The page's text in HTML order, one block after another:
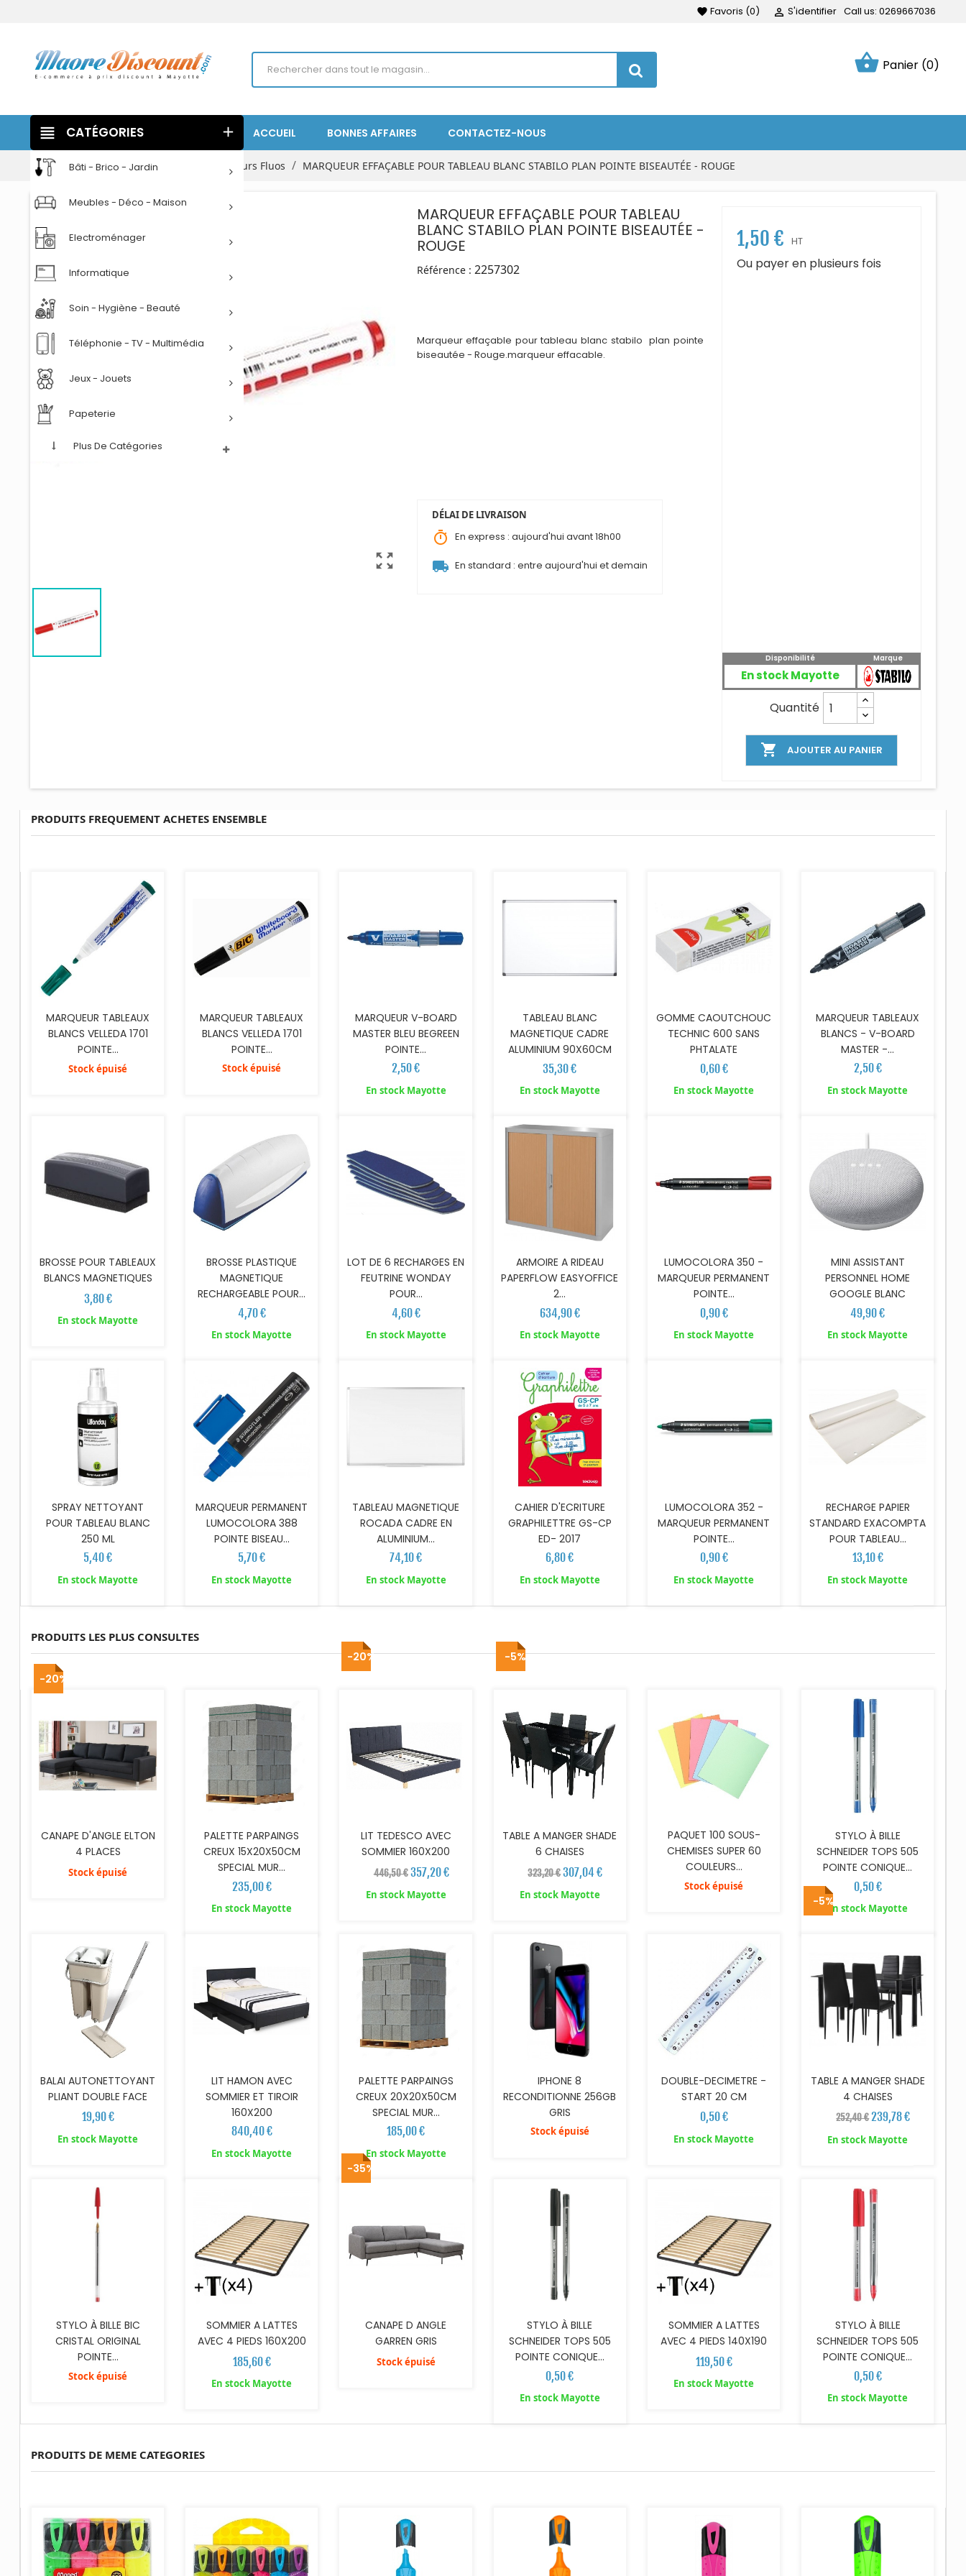
favorite Favoris (0)  S'identifier Call us: 0269667036
shopping_basket Panier (0)
ACCUEIL BONNES AFFAIRES CONTACTEZ-NOUS
view_headline CATÉGORIES add
Bâti - Brico - Jardin
Meubles - Déco - Maison
Electroménager
Informatique
Soin - Hygiène - Beauté
Téléphonie - TV - Multimédia
Jeux - Jouets
Papeterie
Plus De Catégories
Accueil Papeterie Ecriture Surligneurs Fluos MARQUEUR EFFAÇABLE POUR TABLEAU BLANC STABILO PLAN POINTE BISEAUTÉE - ROUGE
zoom_out_map
MARQUEUR EFFAÇABLE POUR TABLEAU
BLANC STABILO PLAN POINTE BISEAUTÉE -
ROUGE
Référence : 2257302
Marqueur effaçable pour tableau blanc stabilo plan pointe
biseautée - Rouge.marqueur effacable.
DÉLAI DE LIVRAISON
timer En express : aujourd'hui avant 18h00
local_shipping En standard : entre aujourd'hui et demain
1,50 € HT
Ou payer en plusieurs fois
Disponibilité
En stock Mayotte
Marque
Quantité
 AJOUTER AU PANIER
PRODUITS FREQUEMENT ACHETES ENSEMBLE
MARQUEUR TABLEAUX
BLANCS VELLEDA 1701
POINTE...
Stock épuisé
MARQUEUR TABLEAUX
BLANCS VELLEDA 1701
POINTE...
Stock épuisé
MARQUEUR V-BOARD
MASTER BLEU BEGREEN
POINTE...
2,50 €
En stock Mayotte
TABLEAU BLANC
MAGNETIQUE CADRE
ALUMINIUM 90X60CM
35,30 €
En stock Mayotte
GOMME CAOUTCHOUC
TECHNIC 600 SANS
PHTALATE
0,60 €
En stock Mayotte
MARQUEUR TABLEAUX
BLANCS - V-BOARD
MASTER -...
2,50 €
En stock Mayotte
BROSSE POUR TABLEAUX
BLANCS MAGNETIQUES
3,80 €
En stock Mayotte
BROSSE PLASTIQUE
MAGNETIQUE
RECHARGEABLE POUR...
4,70 €
En stock Mayotte
AJOUTER AU PANIER
LOT DE 6 RECHARGES EN
FEUTRINE WONDAY
POUR...
4,60 €
En stock Mayotte
AJOUTER AU PANIER
ARMOIRE A RIDEAU
PAPERFLOW EASYOFFICE
2...
634,90 €
En stock Mayotte
AJOUTER AU PANIER
LUMOCOLORA 350 -
MARQUEUR PERMANENT
POINTE...
0,90 €
En stock Mayotte
AJOUTER AU PANIER
MINI ASSISTANT
PERSONNEL HOME
GOOGLE BLANC
49,90 €
En stock Mayotte
AJOUTER AU PANIER
SPRAY NETTOYANT
POUR TABLEAU BLANC
250 ML
5,40 €
En stock Mayotte
AJOUTER AU PANIER
MARQUEUR PERMANENT
LUMOCOLORA 388
POINTE BISEAU...
5,70 €
En stock Mayotte
AJOUTER AU PANIER
TABLEAU MAGNETIQUE
ROCADA CADRE EN
ALUMINIUM...
74,10 €
En stock Mayotte
AJOUTER AU PANIER
CAHIER D'ECRITURE
GRAPHILETTRE GS-CP
ED- 2017
6,80 €
En stock Mayotte
AJOUTER AU PANIER
LUMOCOLORA 352 -
MARQUEUR PERMANENT
POINTE...
0,90 €
En stock Mayotte
AJOUTER AU PANIER
RECHARGE PAPIER
STANDARD EXACOMPTA
POUR TABLEAU...
13,10 €
En stock Mayotte
PRODUITS LES PLUS CONSULTES
-20%
CANAPE D'ANGLE ELTON
4 PLACES
Stock épuisé
PALETTE PARPAINGS
CREUX 15X20X50CM
SPECIAL MUR...
235,00 €
En stock Mayotte
-20%
LIT TEDESCO AVEC
SOMMIER 160X200
446,50 € 357,20 €
En stock Mayotte
-5%
TABLE A MANGER SHADE
6 CHAISES
323,20 €307,04 €
En stock Mayotte
PAQUET 100 SOUS-
CHEMISES SUPER 60
COULEURS...
Stock épuisé
STYLO À BILLE
SCHNEIDER TOPS 505
POINTE CONIQUE...
0,50 €
En stock Mayotte
BALAI AUTONETTOYANT
PLIANT DOUBLE FACE
19,90 €
En stock Mayotte
AJOUTER AU PANIER
LIT HAMON AVEC
SOMMIER ET TIROIR
160X200
840,40 €
En stock Mayotte
AJOUTER AU PANIER
PALETTE PARPAINGS
CREUX 20X20X50CM
SPECIAL MUR...
185,00 €
En stock Mayotte
IPHONE 8
RECONDITIONNE 256GB
GRIS
Stock épuisé
DOUBLE-DECIMETRE -
START 20 CM
0,50 €
En stock Mayotte
-5% AJOUTER AU PANIER
TABLE A MANGER SHADE
4 CHAISES
252,40 €239,78 €
En stock Mayotte
STYLO À BILLE BIC
CRISTAL ORIGINAL
POINTE...
Stock épuisé
AJOUTER AU PANIER
SOMMIER A LATTES
AVEC 4 PIEDS 160X200
185,60 €
En stock Mayotte
-35%
CANAPE D ANGLE
GARREN GRIS
Stock épuisé
STYLO À BILLE
SCHNEIDER TOPS 505
POINTE CONIQUE...
0,50 €
En stock Mayotte
AJOUTER AU PANIER
SOMMIER A LATTES
AVEC 4 PIEDS 140X190
119,50 €
En stock Mayotte
AJOUTER AU PANIER
STYLO À BILLE
SCHNEIDER TOPS 505
POINTE CONIQUE...
0,50 €
En stock Mayotte
PRODUITS DE MEME CATEGORIES